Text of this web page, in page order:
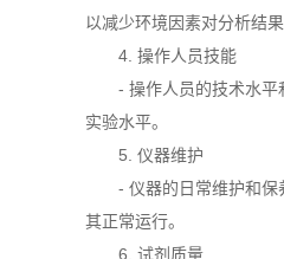
以减少环境因素对分析结果
4. 操作人员技能
- 操作人员的技术水平和
实验水平。
5. 仪器维护
- 仪器的日常维护和保养
其正常运行。
6. 试剂质量